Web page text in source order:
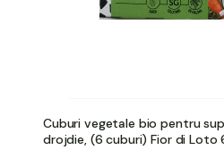
Cuburi vegetale bio pentru
drojdie, (6 cuburi) Fior di Loto